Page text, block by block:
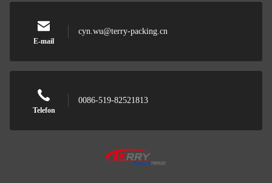
E-mail
cyn.wu@terry-packing.cn
Telefon
0086-519-82521813